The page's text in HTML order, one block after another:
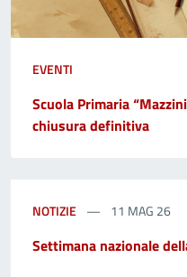
EVENTI
Scuola Primaria
chiusura definitiva
NOTIZIE 11 MAG 26
Settimana nazionale